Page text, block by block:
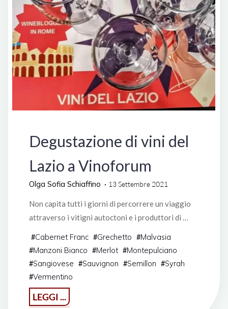
Degustazione di vini del
Lazio a Vinoforum
Olga Sofia Schiaffino 13 Settembre 2021
Non capita tutti i giorni di percorrere un viaggio
attraverso i vitigni autoctoni e i produttori di …
#Cabernet Franc #Grechetto #Malvasia
#Manzoni Bianco #Merlot #Montepulciano
#Sangiovese #Sauvignon #Semillon #Syrah
#Vermentino
LEGGI ...